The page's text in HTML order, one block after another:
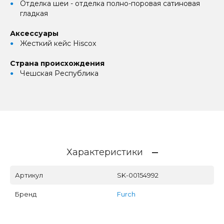
Отделка шеи - отделка полно-поровая сатиновая
гладкая
Аксессуары
Жесткий кейс Hiscox
Страна происхождения
Чешская Республика
Характеристики
Артикул SK-00154992
Бренд Furch